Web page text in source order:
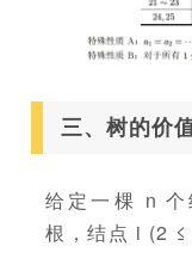
三、树的价
给定一棵 n
根，结点 i (2 ≤